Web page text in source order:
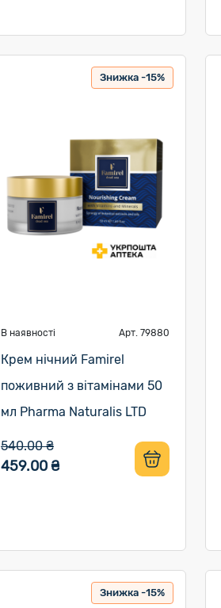
Знижка -15%
В наявності Арт. 79880
Крем нічний Famirel
поживний з вітамінами 50
мл Pharma Naturalis LTD
540.00 ₴
459.00 ₴
Знижка -15%